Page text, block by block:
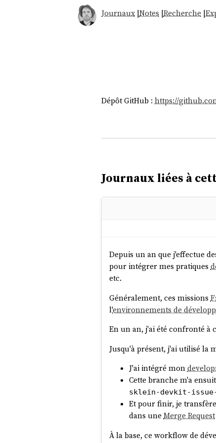
Journaux|Notes |Recherche |
Dépôt GitHub : https://
Journaux liées à
Depuis un an que j'effectue
pour intégrer mes pratiques
etc.
Généralement, ces missions
l'environnements de
En un an, j'ai été confronté à
Jusqu'à présent, j'ai utilisé la
J'ai intégré mon
Cette branche m'a
sklein-devkit-
Et pour finir, je
dans une Merge Request
À la base, ce workflow de